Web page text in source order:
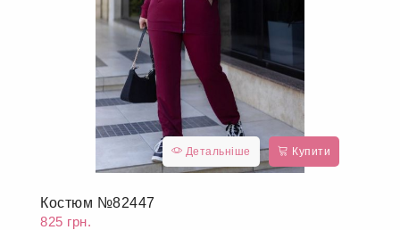
Детальніше Купити
Костюм №82447
825 грн.